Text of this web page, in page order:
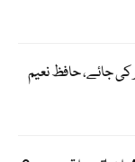
فی لیٹر کی جائے، حافظ نعیم